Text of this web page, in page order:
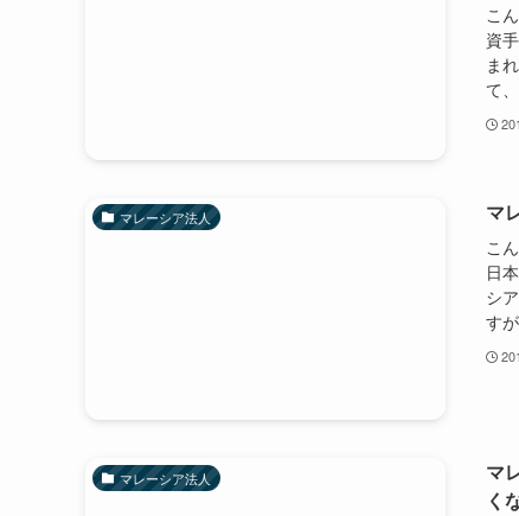
こ
資
ま
て
マレーシア法人 マ
こ
日
シ
す
マレーシア法人
マ
く